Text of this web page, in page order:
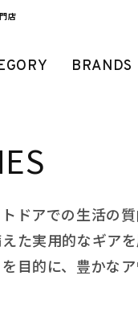
店
BRANDS
ドアでの生活の
た実用的なギア
目的に、豊かな